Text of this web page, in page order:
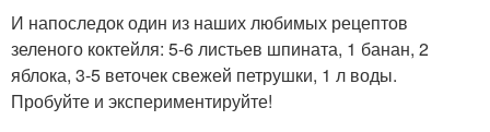
И напоследок один из наших любимых рецептов
зеленого коктейля: 5-6 листьев шпината, 1 банан, 2
яблока, 3-5 веточек свежей петрушки, 1 л воды.
Пробуйте и экспериментируйте!